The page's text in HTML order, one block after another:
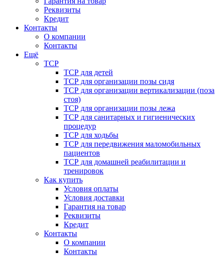
Реквизиты
Кредит
Контакты
О компании
Контакты
Ещё
ТСР
ТСР для детей
ТСР для организации позы сидя
ТСР для организации вертикализации (поза
стоя)
ТСР для организации позы лежа
ТСР для санитарных и гигиенических
процедур
ТСР для ходьбы
ТСР для передвижения маломобильных
пациентов
ТСР для домашней реабилитации и
тренировок
Как купить
Условия оплаты
Условия доставки
Гарантия на товар
Реквизиты
Кредит
Контакты
О компании
Контакты